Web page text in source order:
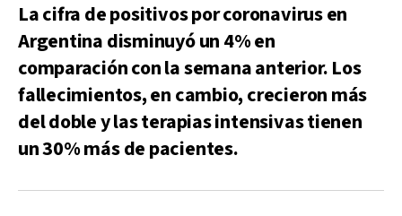
La cifra de positivos por coronavirus en
Argentina disminuyó un 4% en
comparación con la semana anterior. Los
fallecimientos, en cambio, crecieron más
del doble y las terapias intensivas tienen
un 30% más de pacientes.